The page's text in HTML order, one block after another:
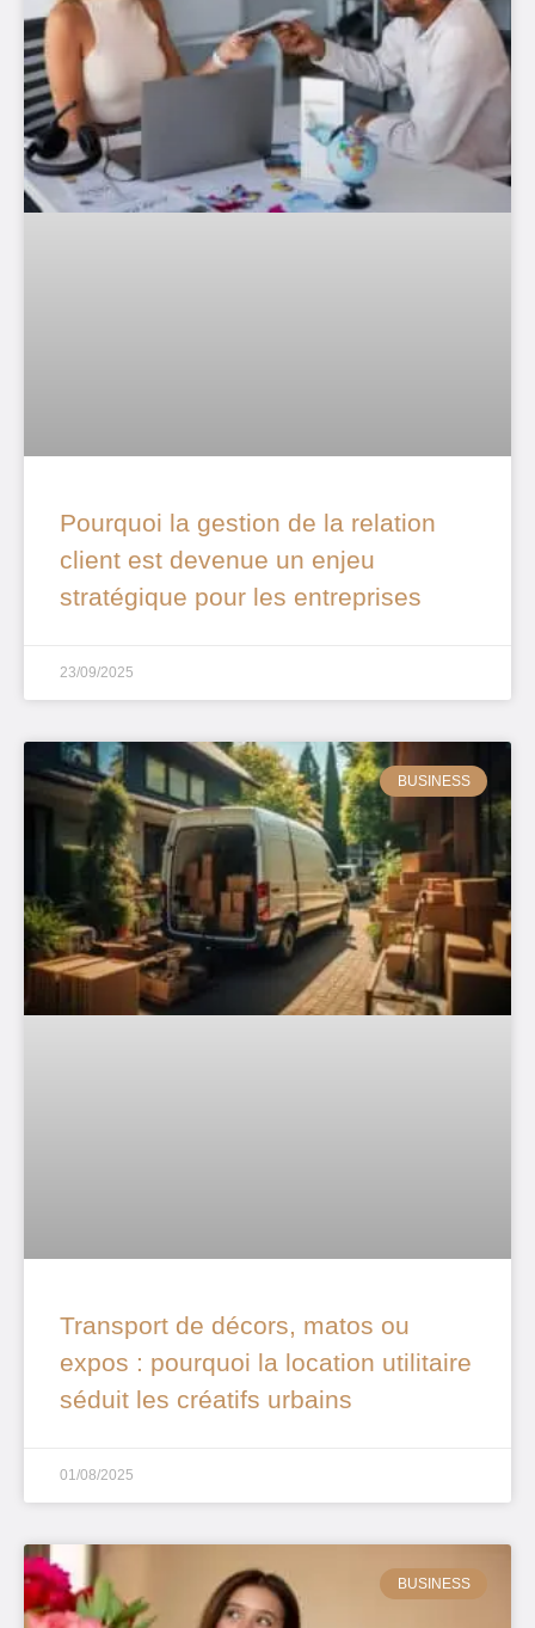
Pourquoi la gestion de la relation
client est devenue un enjeu
stratégique pour les entreprises
23/09/2025
BUSINESS
Transport de décors, matos ou
expos : pourquoi la location utilitaire
séduit les créatifs urbains
01/08/2025
BUSINESS